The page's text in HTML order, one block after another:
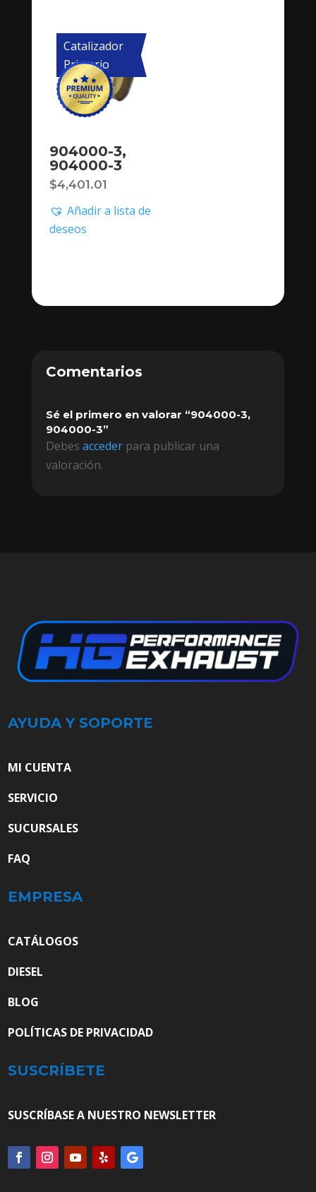
Catalizador
Primario
904000-3,
904000-3
$4,401.01
Añadir a lista de
deseos
Comentarios
Sé el primero en valorar “904000-3,
904000-3”
Debes accederpara publicar una
valoración.
AYUDA Y SOPORTE
MI CUENTA
SERVICIO
SUCURSALES
FAQ
EMPRESA
CATÁLOGOS
DIESEL
BLOG
POLÍTICAS DE PRIVACIDAD
SUSCRÍBETE
SUSCRÍBASE A NUESTRO NEWSLETTER